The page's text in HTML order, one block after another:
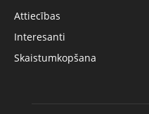
Attiecības
Interesanti
Skaistumkopšana